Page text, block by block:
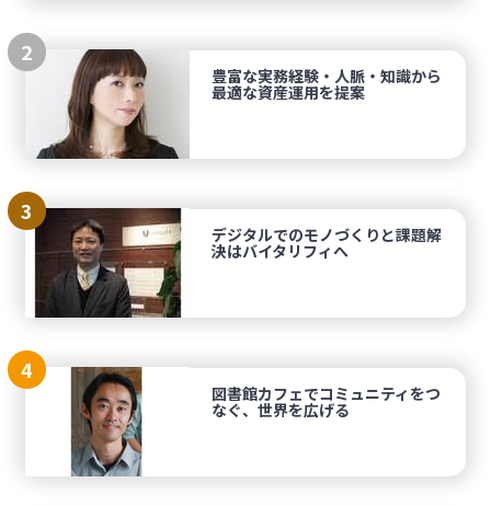
2
豊富な実務経験・人脈・知識から
最適な資産運用を提案
3
デジタルでのモノづくりと課題解
決はバイタリフィへ
4
図書館カフェでコミュニティをつ
なぐ、世界を広げる